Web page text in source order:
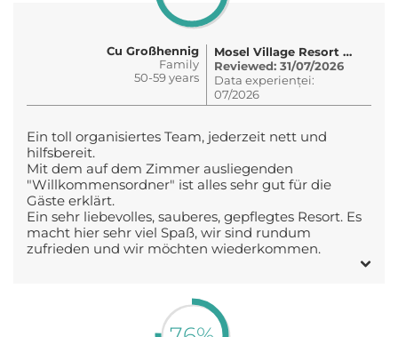
Cu Großhennig
Family
50-59 years
Mosel Village Resort e.K
Reviewed: 31/07/2026
Data experienței:
07/2026
Ein toll organisiertes Team, jederzeit nett und
hilfsbereit.
Mit dem auf dem Zimmer ausliegenden
"Willkommensordner" ist alles sehr gut für die
Gäste erklärt.
Ein sehr liebevolles, sauberes, gepflegtes Resort. Es
macht hier sehr viel Spaß, wir sind rundum
zufrieden und wir möchten wiederkommen.